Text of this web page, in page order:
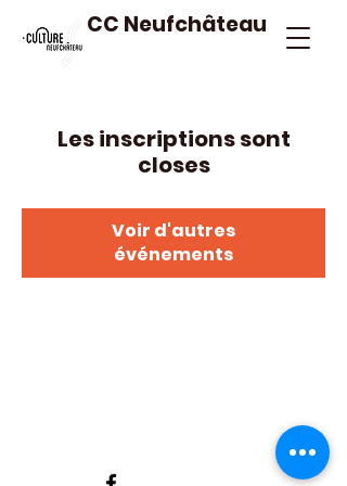
CC Neufchâteau
Les inscriptions sont
closes
Voir d'autres
événements